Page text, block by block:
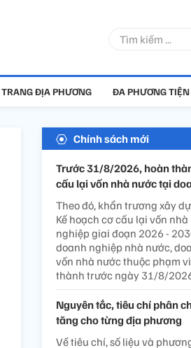
TRANG ĐỊA PHƯƠNG ĐA PHƯƠNG TIỆN
Chính sách mới
Trước 31/8/2026, hoàn
cấu lại vốn nhà nước tại
Theo đó, khẩn trương xây
Kế hoạch cơ cấu lại vốn
nghiệp giai đoạn 2026 -
doanh nghiệp nhà nước,
vốn nhà nước thuộc phạm
thành trước ngày 31/8/
Nguyên tắc, tiêu chí phân
tăng cho từng địa phương
Về tiêu chí, số liệu và